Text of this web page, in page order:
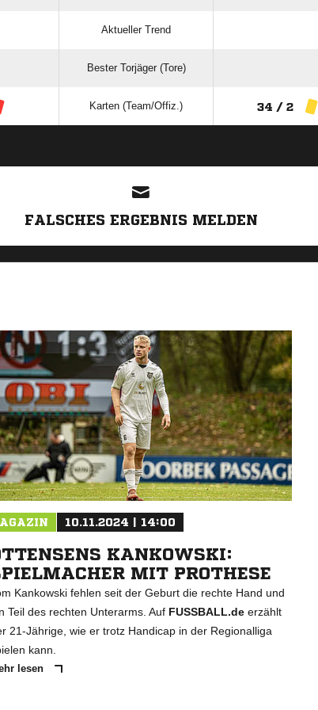
Aktueller Trend
Bester Torjäger (Tore)
Karten (Team/Offiz.) 34 / 2
FALSCHES ERGEBNIS MELDEN
10.11.2024 | 14:00
KANKOWSKI:
MIT PROTHESE
Kankowski fehlen seit der Geburt die rechte Hand und
Teil des rechten Unterarms. Auf FUSSBALL.deerzählt
21-Jährige, wie er trotz Handicap in der Regionalliga
kann.
lesen